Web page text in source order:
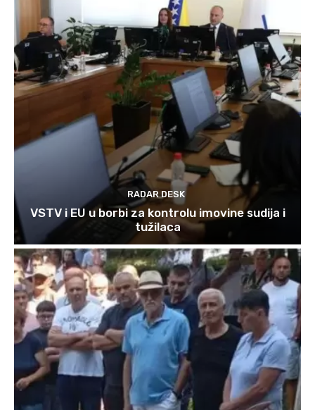
RADAR DESK
VSTV i EU u borbi za kontrolu imovine sudija i
tužilaca